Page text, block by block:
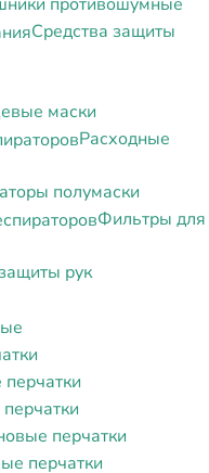
Средства защиты
маски
Расходные
полумаски
Фильтры для
рук
перчатки
перчатки